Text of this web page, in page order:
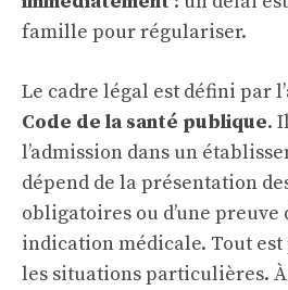
famille pour régulariser.
Le cadre légal est défini par l’
Code de la santé publique.
l’admission dans un
dépend de la présentation
obligatoires ou d’une preuve
indication médicale. Tout
les situations particulières.